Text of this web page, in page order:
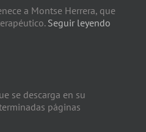
a Montse Herrera, que
Seguir leyendo
se descarga en su
páginas